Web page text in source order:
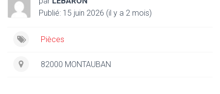
Publié: 15 juin 2026 (il y a 2 mois)
Pièces
82000 MONTAUBAN